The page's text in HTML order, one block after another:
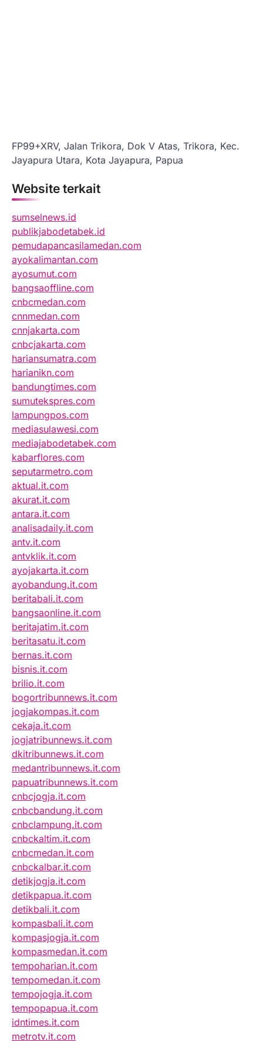
FP99+XRV, Jalan Trikora, Dok V Atas, Trikora, Kec.
Jayapura Utara, Kota Jayapura, Papua
Website terkait
sumselnews.id
publikjabodetabek.id
pemudapancasilamedan.com
ayokalimantan.com
ayosumut.com
bangsaoffline.com
cnbcmedan.com
cnnmedan.com
cnnjakarta.com
cnbcjakarta.com
hariansumatra.com
harianikn.com
bandungtimes.com
sumutekspres.com
lampungpos.com
mediasulawesi.com
mediajabodetabek.com
kabarflores.com
seputarmetro.com
aktual.it.com
akurat.it.com
antara.it.com
analisadaily.it.com
antv.it.com
antvklik.it.com
ayojakarta.it.com
ayobandung.it.com
beritabali.it.com
bangsaonline.it.com
beritajatim.it.com
beritasatu.it.com
bernas.it.com
bisnis.it.com
brilio.it.com
bogortribunnews.it.com
jogjakompas.it.com
cekaja.it.com
jogjatribunnews.it.com
dkitribunnews.it.com
medantribunnews.it.com
papuatribunnews.it.com
cnbcjogja.it.com
cnbcbandung.it.com
cnbclampung.it.com
cnbckaltim.it.com
cnbcmedan.it.com
cnbckalbar.it.com
detikjogja.it.com
detikpapua.it.com
detikbali.it.com
kompasbali.it.com
kompasjogja.it.com
kompasmedan.it.com
tempoharian.it.com
tempomedan.it.com
tempojogja.it.com
tempopapua.it.com
idntimes.it.com
metrotv.it.com